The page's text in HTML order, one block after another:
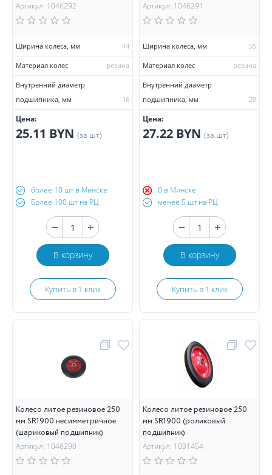
Артикул: 1046292
Ширина колеса, мм 44
Материал колес резина
Внутренний диаметр
подшипника, мм
16
Цена:
25.11 BYN (за шт)
более 10 шт в Минске
Более 100 шт на РЦ
В корзину
Купить в 1 клик
Артикул: 1046291
Ширина колеса, мм 55
Материал колес резина
Внутренний диаметр
подшипника, мм
20
Цена:
27.22 BYN (за шт)
0 в Минске
менее 5 шт на РЦ
В корзину
Купить в 1 клик
Колесо литое резиновое 250
мм SR1900 несимметричное
(шариковый подшипник)
Артикул: 1046290
Колесо литое резиновое 250
мм SR1900 (роликовый
подшипник)
Артикул: 1031454